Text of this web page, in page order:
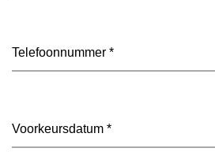
Telefoon
Datum (Vereist)